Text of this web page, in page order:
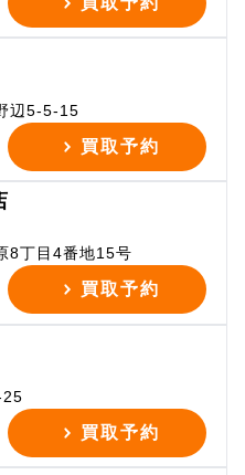
辺5-5-15
買取予約
8丁目4番地15号
買取予約
25
買取予約